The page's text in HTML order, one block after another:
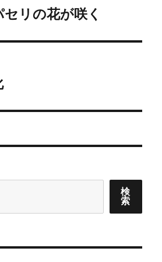
リの花が咲く
検
索